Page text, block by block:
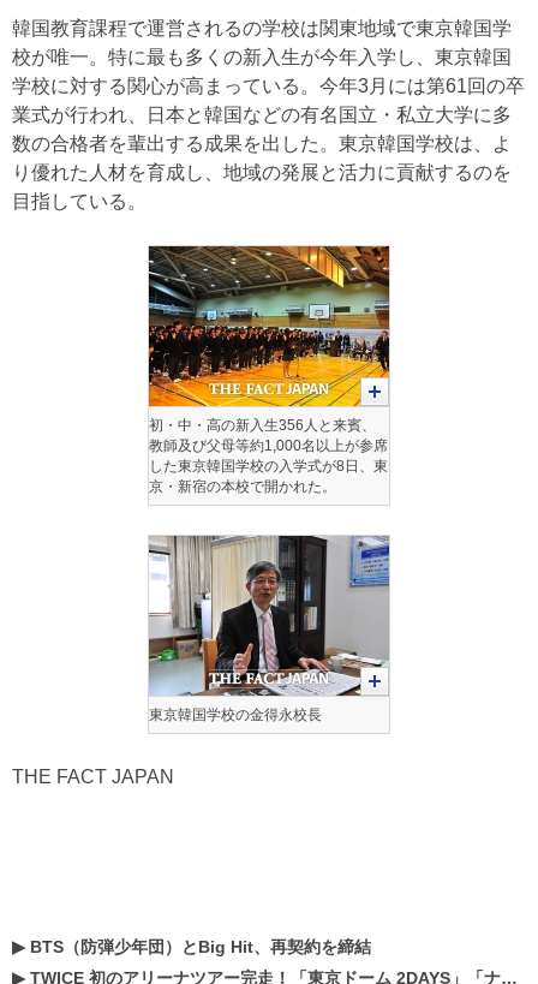
韓国教育課程で運営されるの学校は関東地域で東京韓国学
校が唯一。特に最も多くの新入生が今年入学し、東京韓国
学校に対する関心が高まっている。今年3月には第61回の卒
業式が行われ、日本と韓国などの有名国立・私立大学に多
数の合格者を輩出する成果を出した。東京韓国学校は、よ
り優れた人材を育成し、地域の発展と活力に貢献するのを
目指している。
初・中・高の新入生356人と来賓、
教師及び父母等約1,000名以上が参席
した東京韓国学校の入学式が8日、東
京・新宿の本校で開かれた。
東京韓国学校の金得永校長
THE FACT JAPAN
▶ BTS（防弾少年団）とBig Hit、再契約を締結
▶TWICE 初のアリーナツアー完走！「東京ドーム 2DAYS」「ナゴヤドーム1DAY」「京セラドーム1DAY」2019年ドームツアー開催決定！！